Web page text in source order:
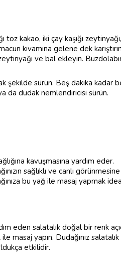
toz kakao, iki çay kaşığı
kıvamına gelene dek
ve bal ekleyin.
şekilde sürün. Beş dakika kadar
da dudak nemlendiricisi sürün.
kavuşmasına yardım eder.
sağlıklı ve canlı
bu yağ ile masaj yapmak
eden salatalık doğal bir renk
masaj yapın. Dudağınız
etkilidir.